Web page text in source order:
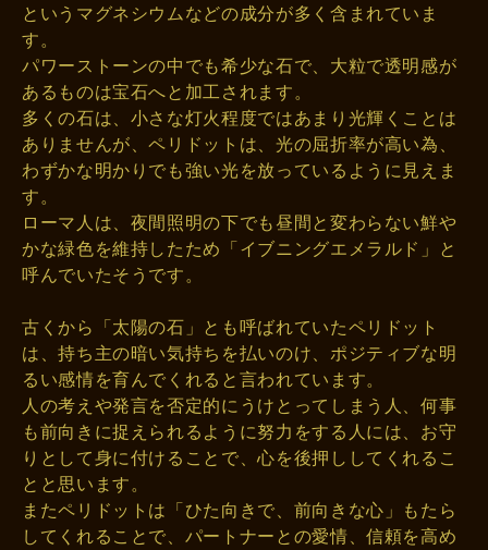
というマグネシウムなどの成分が多く含まれていま
す。
パワーストーンの中でも希少な石で、大粒で透明感が
あるものは宝石へと加工されます。
多くの石は、小さな灯火程度ではあまり光輝くことは
ありませんが、ペリドットは、光の屈折率が高い為、
わずかな明かりでも強い光を放っているように見えま
す。
ローマ人は、夜間照明の下でも昼間と変わらない鮮や
かな緑色を維持したため「イブニングエメラルド」と
呼んでいたそうです。
古くから「太陽の石」とも呼ばれていたペリドット
は、持ち主の暗い気持ちを払いのけ、ポジティブな明
るい感情を育んでくれると言われています。
人の考えや発言を否定的にうけとってしまう人、何事
も前向きに捉えられるように努力をする人には、お守
りとして身に付けることで、心を後押ししてくれるこ
とと思います。
またペリドットは「ひた向きで、前向きな心」もたら
してくれることで、パートナーとの愛情、信頼を高め